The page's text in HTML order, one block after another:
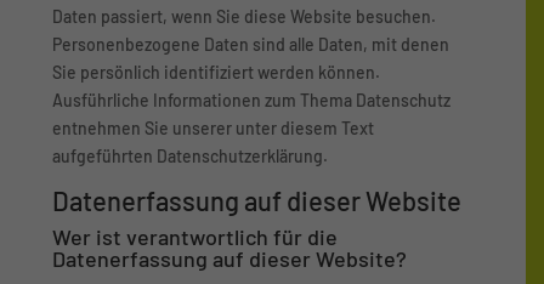
Daten passiert, wenn Sie diese Website besuchen.
Personenbezogene Daten sind alle Daten, mit denen
Sie persönlich identifiziert werden können.
Ausführliche Informationen zum Thema Datenschutz
entnehmen Sie unserer unter diesem Text
aufgeführten Datenschutzerklärung.
Datenerfassung auf dieser Website
Wer ist verantwortlich für die
Datenerfassung auf dieser Website?